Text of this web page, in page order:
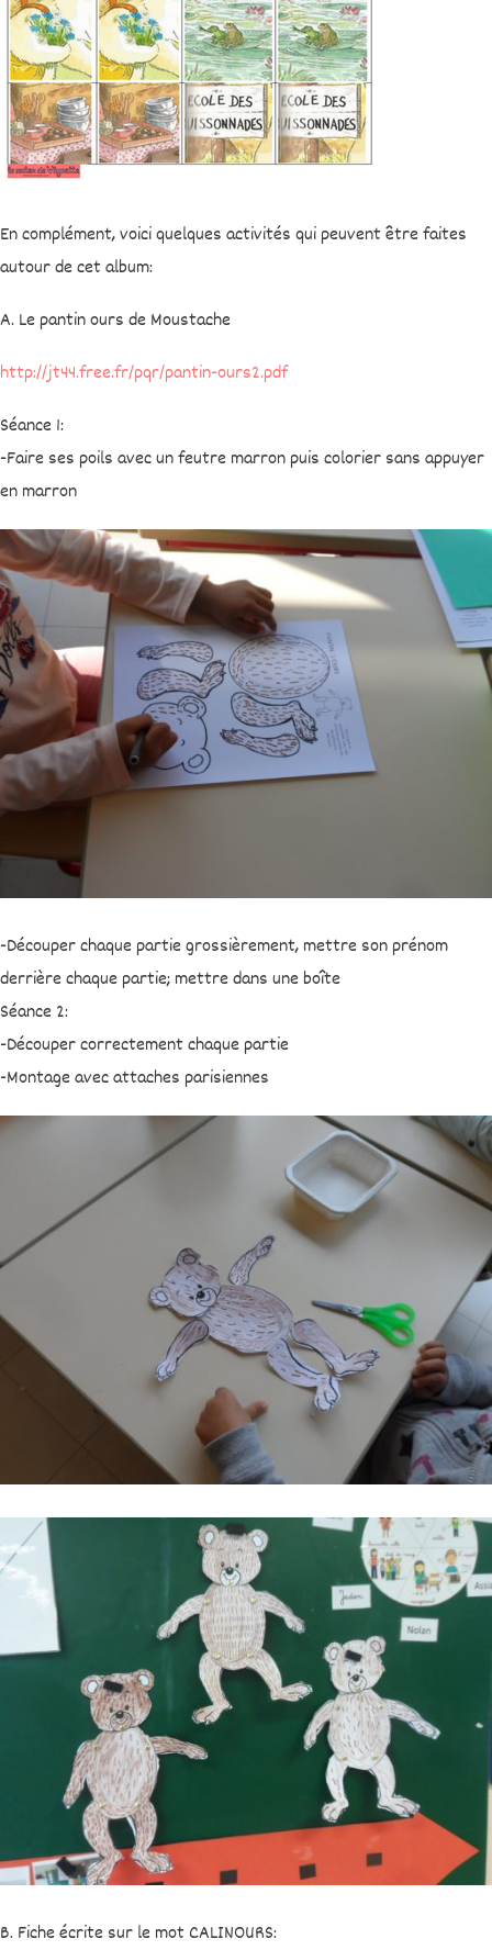
En complément, voici quelques activités qui peuvent être faites
autour de cet album:
A. Le pantin ours de Moustache
http://jt44.free.fr/pqr/pantin-ours2.pdf
Séance 1:
-Faire ses poils avec un feutre marron puis colorier sans appuyer
en marron
-Découper chaque partie grossièrement, mettre son prénom
derrière chaque partie; mettre dans une boîte
Séance 2:
-Découper correctement chaque partie
-Montage avec attaches parisiennes
B. Fiche écrite sur le mot CALINOURS: